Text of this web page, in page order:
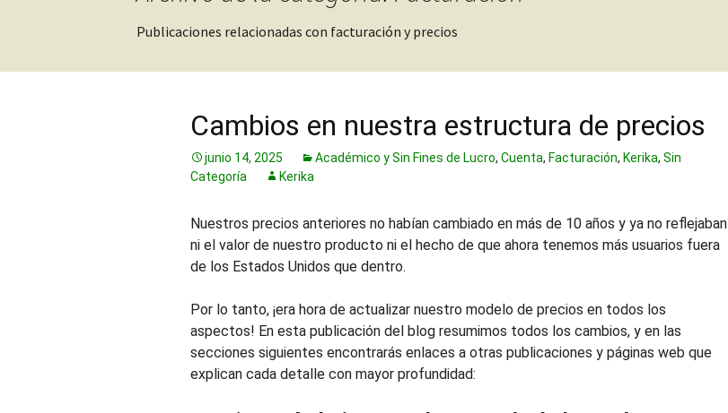
Publicaciones relacionadas con facturación y precios
Cambios en nuestra estructura de precios
junio 14, 2025 Académico y Sin Fines de Lucro, Cuenta, Facturación, Kerika, Sin
Categoría
Kerika
Nuestros precios anteriores no habían cambiado en más de 10 años y ya no reflejaban
ni el valor de nuestro producto ni el hecho de que ahora tenemos más usuarios fuera
de los Estados Unidos que dentro.
Por lo tanto, ¡era hora de actualizar nuestro modelo de precios en todos los
aspectos! En esta publicación del blog resumimos todos los cambios, y en las
secciones siguientes encontrarás enlaces a otras publicaciones y páginas web que
explican cada detalle con mayor profundidad: